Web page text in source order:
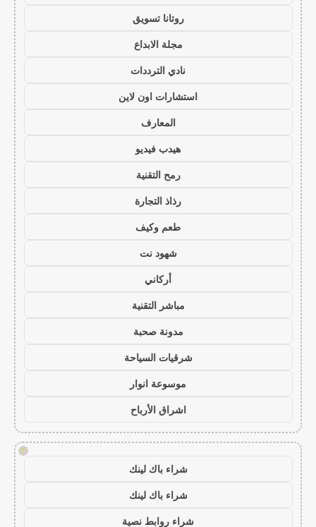
روتانا تسويق
مجلة الابداع
نادي الترددات
استشارات اون لاين
المعارف
هيدب فيديو
رمح التقنية
رذاذ التجارة
طعم وكيف
شهود نت
أركاني
مباشر التقنية
مدونة صحبة
شرقيات السياحة
موسوعة انوار
اشراق الأرباح
!
شراء باك لينك
شراء باك لينك
شراء روابط نصية